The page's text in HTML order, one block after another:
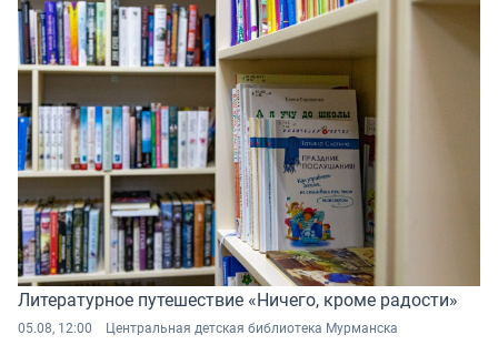
Литературное путешествие «Ничего, кроме радости»
05.08, 12:00 Центральная детская библиотека Мурманска